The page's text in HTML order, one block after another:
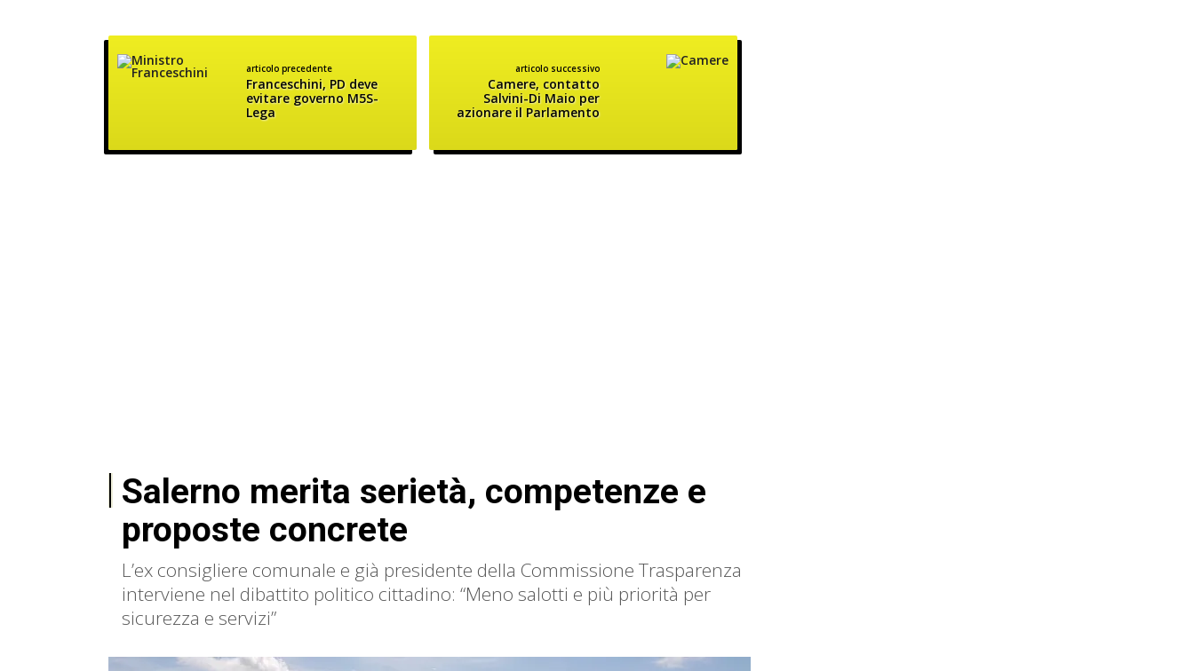
articolo precedente
Franceschini, PD deve
evitare governo M5S-
Lega
articolo successivo
Camere, contatto
Salvini-Di Maio per
azionare il Parlamento
Salerno merita serietà, competenze e
proposte concrete
L’ex consigliere comunale e già presidente della Commissione Trasparenza
interviene nel dibattito politico cittadino: “Meno salotti e più priorità per
sicurezza e servizi”